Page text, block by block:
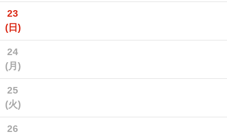
23
(日)
24
(月)
25
(火)
26